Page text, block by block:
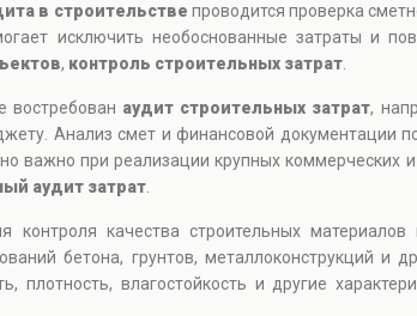
в строительстве проводится проверка
исключить необоснованные затраты и
, контроль строительных затрат
востребован аудит строительных затрат,
Анализ смет и финансовой документации
важно при реализации крупных коммерческих
аудит затрат
контроля качества строительных материалов
бетона, грунтов, металлоконструкций и
плотность, влагостойкость и другие